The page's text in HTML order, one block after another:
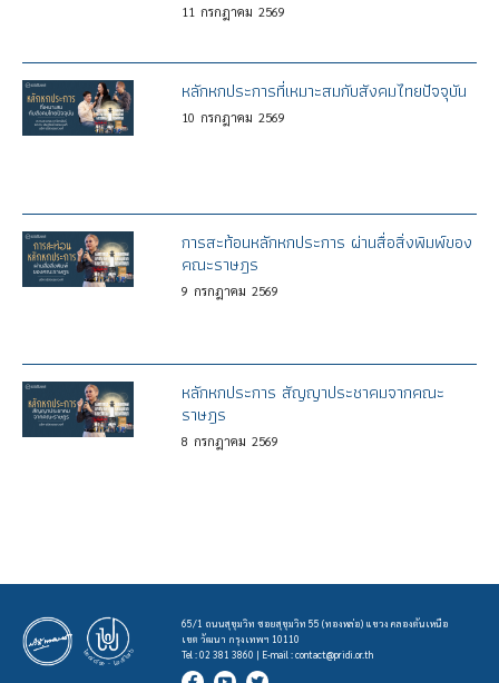
11 กรกฎาคม 2569
หลักหกประการที่เหมาะสมกับสังคมไทยปัจจุบัน
10 กรกฎาคม 2569
การสะท้อนหลักหกประการ ผ่านสื่อสิ่งพิมพ์ของ
คณะราษฎร
9 กรกฎาคม 2569
หลักหกประการ สัญญาประชาคมจากคณะ
ราษฎร
8 กรกฎาคม 2569
65/1 ถนนสุขุมวิท ซอยสุขุมวิท 55 (ทองหล่อ) แขวง คลองตันเหนือ
เขต วัฒนา กรุงเทพฯ 10110
Tel : 02 381 3860 | E-mail :contact@pridi.or.th